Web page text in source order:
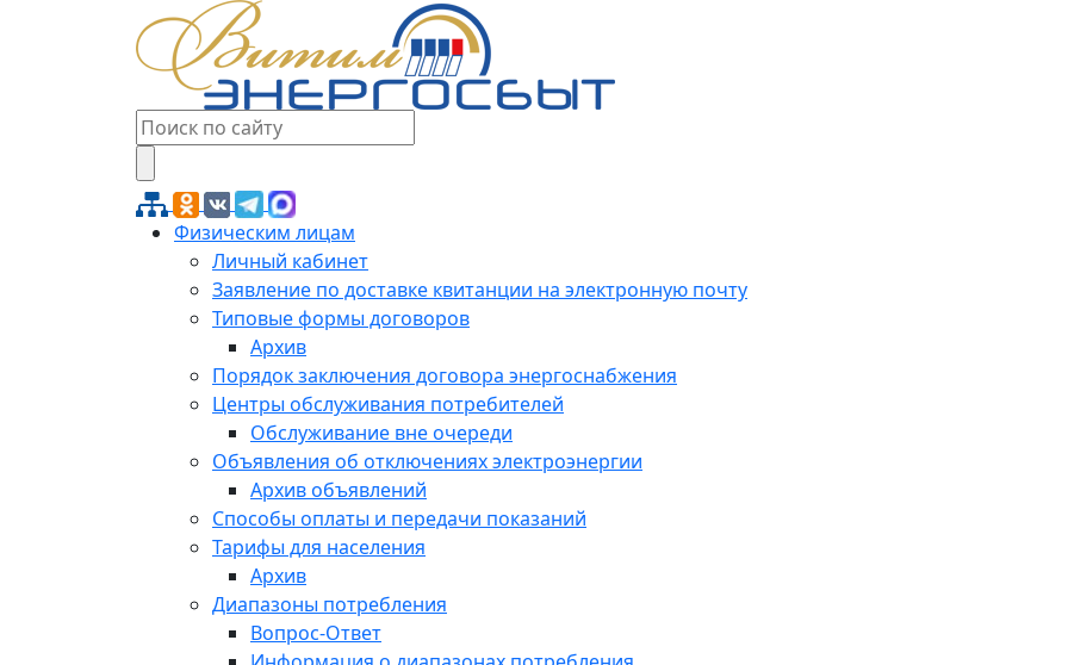
Физическим лицам
Личный кабинет
Заявление по доставке квитанции на электронную почту
Типовые формы договоров
Архив
Порядок заключения договора энергоснабжения
Центры обслуживания потребителей
Обслуживание вне очереди
Объявления об отключениях электроэнергии
Архив объявлений
Способы оплаты и передачи показаний
Тарифы для населения
Архив
Диапазоны потребления
Вопрос-Ответ